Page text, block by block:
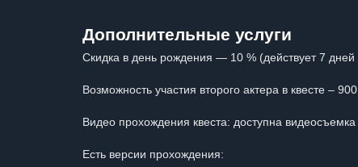
Дополнительные услуги
Скидка в день рождения — 10 % (действует 7 дней
Возможность участия второго актера в квесте – 900
Видео прохождения квеста: доступна
Есть версии прохождения: